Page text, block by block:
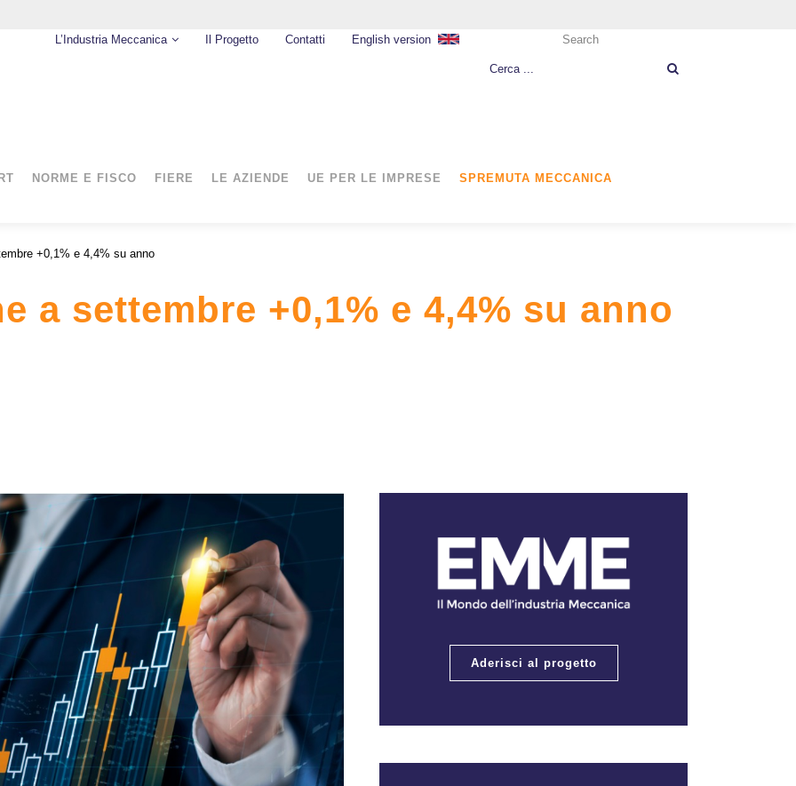
L’Industria Meccanica Il Progetto Contatti English version Search
NORME E FISCO FIERE LE AZIENDE UE PER LE IMPRESE SPREMUTA MECCANICA
+0,1% e 4,4% su anno
a settembre +0,1% e 4,4% su anno
Aderisci al progetto